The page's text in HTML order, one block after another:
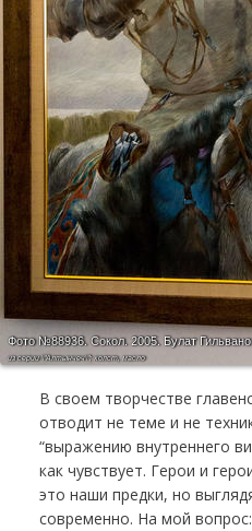
Фото №88936. Сокол. 2005. Булат
из серии \"Алтынчеч\"; холст, масло
В своем творчестве
отводит не теме и не
“выражению внутреннего
как чувствует. Герои и
это наши предки, но
современно. На мой